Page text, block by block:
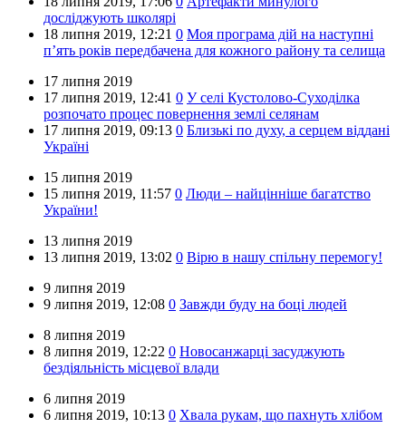
досліджують школярі
18 липня 2019, 12:21 0 Моя програма дій на наступні
п’ять років передбачена для кожного району та селища
17 липня 2019
17 липня 2019, 12:41 0 У селі Кустолово-Суходілка
розпочато процес повернення землі селянам
17 липня 2019, 09:13 0 Близькі по духу, а серцем віддані
Україні
15 липня 2019
15 липня 2019, 11:57 0 Люди – найцінніше багатство
України!
13 липня 2019
13 липня 2019, 13:02 0 Вірю в нашу спільну перемогу!
9 липня 2019
9 липня 2019, 12:08 0 Завжди буду на боці людей
8 липня 2019
8 липня 2019, 12:22 0 Новосанжарці засуджують
бездіяльність місцевої влади
6 липня 2019
6 липня 2019, 10:13 0 Хвала рукам, що пахнуть хлібом